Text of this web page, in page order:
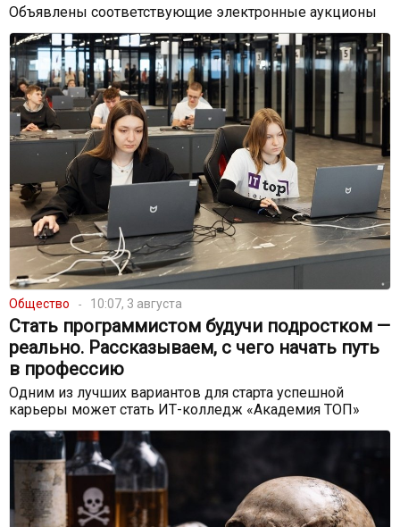
Объявлены соответствующие электронные аукционы
Общество 10:07, 3 августа
Стать программистом будучи подростком —
реально. Рассказываем, с чего начать путь
в профессию
Одним из лучших вариантов для старта успешной
карьеры может стать ИТ-колледж «Академия ТОП»